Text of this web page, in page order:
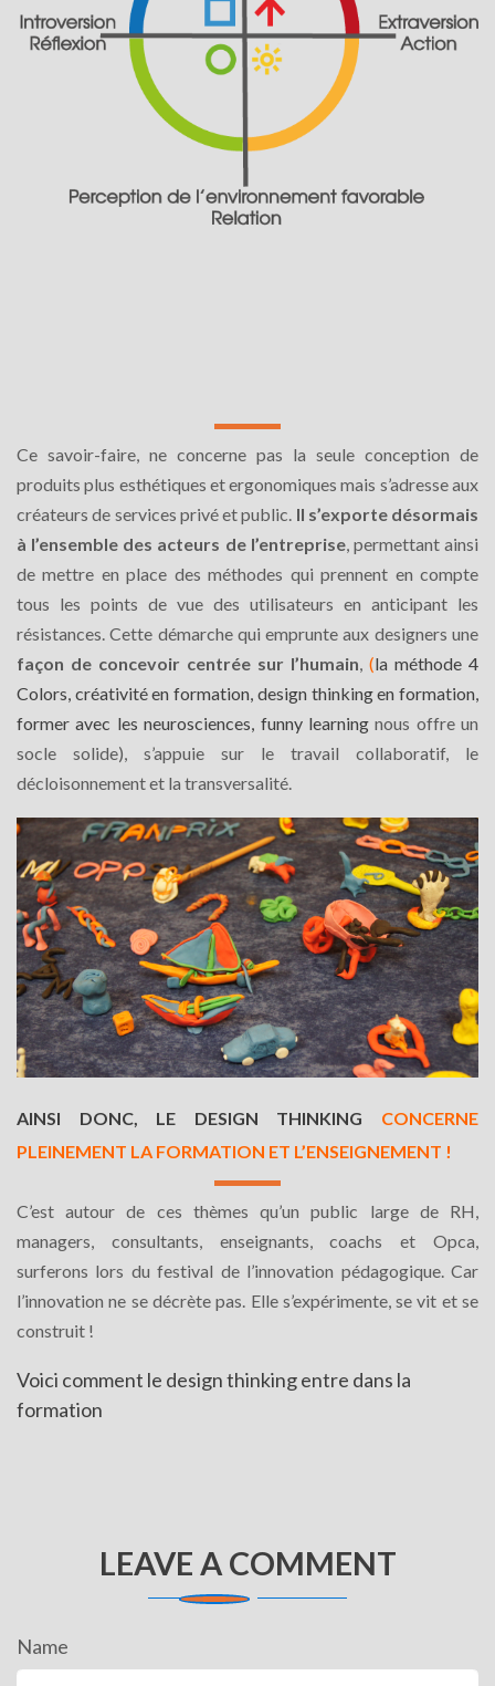
Ce savoir-faire, ne concerne pas la seule conception de
produits plus esthétiques et ergonomiques mais s’adresse aux
créateurs de services privé et public. Il s’exporte désormais
à l’ensemble des acteurs de l’entreprise, permettant ainsi
de mettre en place des méthodes qui prennent en compte
tous les points de vue des utilisateurs en anticipant les
résistances. Cette démarche qui emprunte aux designers une
façon de concevoir centrée sur l’humain, (la méthode 4
Colors, créativité en formation, design thinking en formation,
former avec les neurosciences, funny learningnous offre un
socle solide), s’appuie sur le travail collaboratif, le
décloisonnement et la transversalité.
AINSI DONC, LE DESIGN THINKING CONCERNE
PLEINEMENT LA FORMATION ET L’ENSEIGNEMENT !
C’est autour de ces thèmes qu’un public large de RH,
managers, consultants, enseignants, coachs et Opca,
surferons lors du festival de l’innovation pédagogique. Car
l’innovation ne se décrète pas. Elle s’expérimente, se vit et se
construit !
Voici comment le design thinking entre dans la
formation
LEAVE A COMMENT
Name